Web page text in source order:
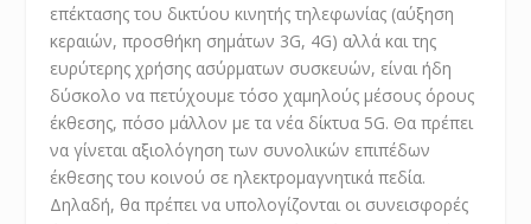
επέκτασης του δικτύου κινητής τηλεφωνίας (αύξηση
κεραιών, προσθήκη σημάτων 3G, 4G) αλλά και της
ευρύτερης χρήσης ασύρματων συσκευών, είναι ήδη
δύσκολο να πετύχουμε τόσο χαμηλούς μέσους όρους
έκθεσης, πόσο μάλλον με τα νέα δίκτυα 5G. Θα πρέπει
να γίνεται αξιολόγηση των συνολικών επιπέδων
έκθεσης του κοινού σε ηλεκτρομαγνητικά πεδία.
Δηλαδή, θα πρέπει να υπολογίζονται οι συνεισφορές